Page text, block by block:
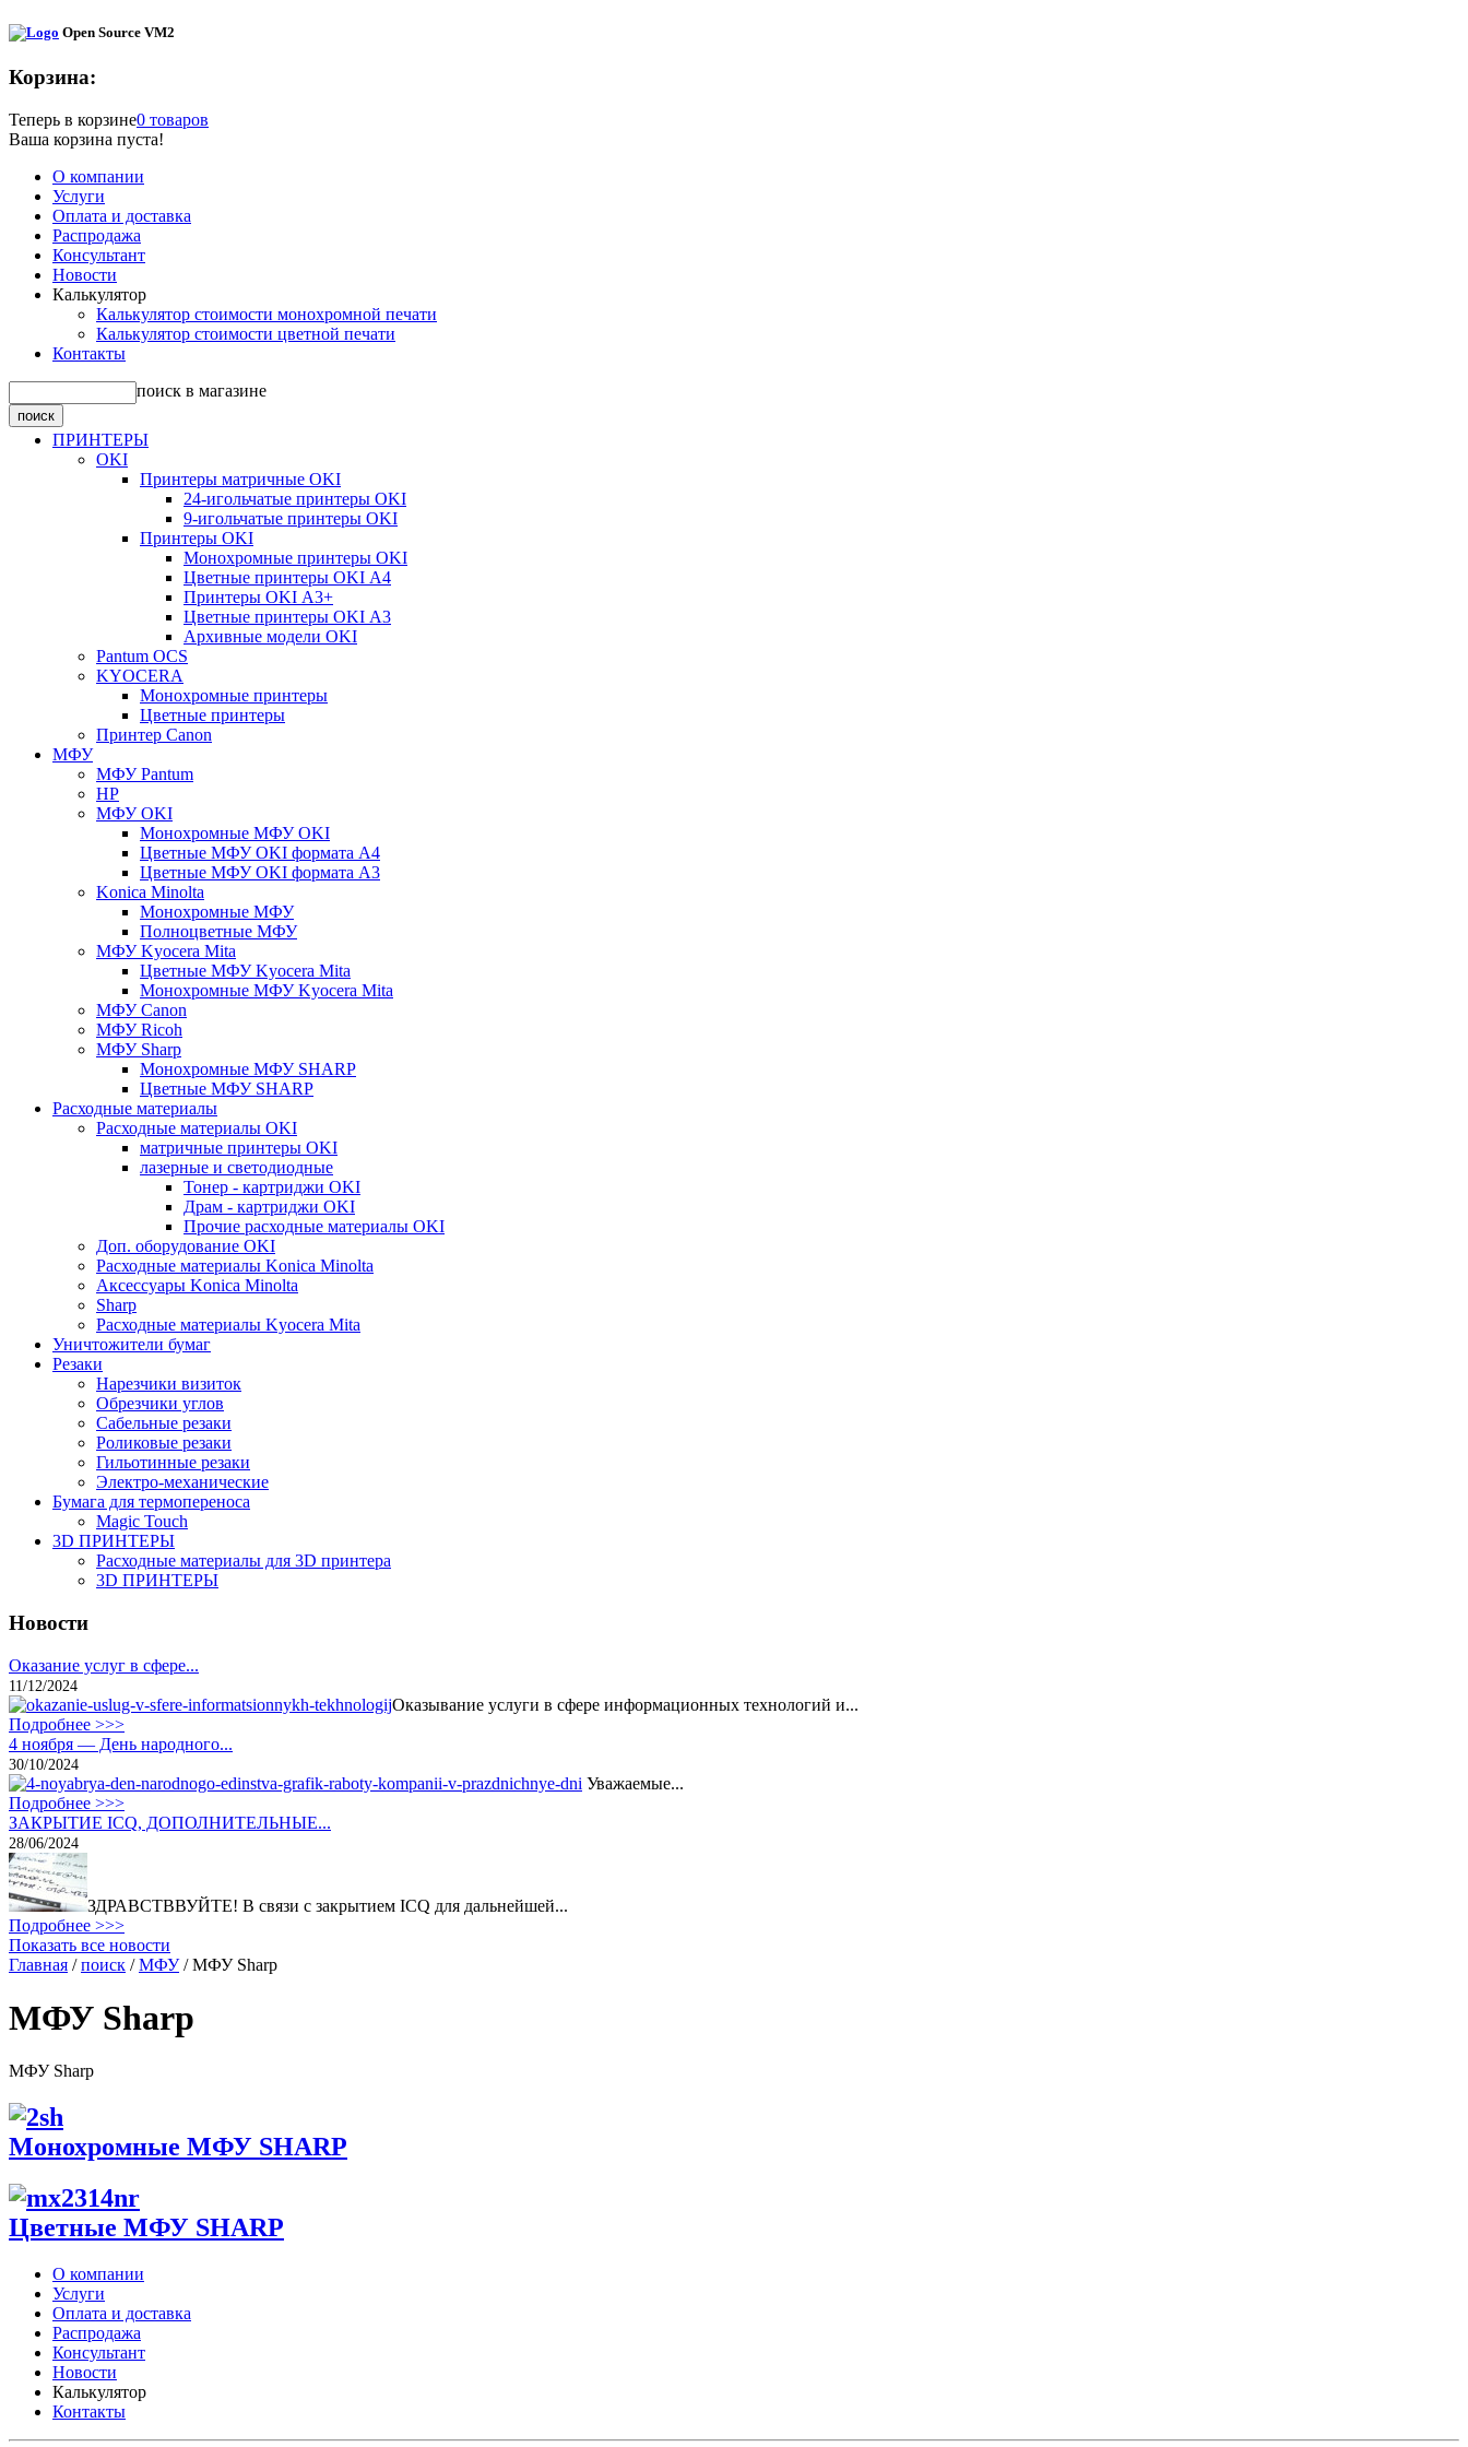
Open Source VM2
Корзина:
Теперь в корзине0 товаров
Ваша корзина пуста!
О компании
Услуги
Оплата и доставка
Распродажа
Консультант
Новости
Калькулятор
Калькулятор стоимости монохромной печати
Калькулятор стоимости цветной печати
Контакты
поиск в магазине
ПРИНТЕРЫ
OKI
Принтеры матричные OKI
24-игольчатые принтеры OKI
9-игольчатые принтеры OKI
Принтеры OKI
Монохромные принтеры OKI
Цветные принтеры OKI А4
Принтеры OKI А3+
Цветные принтеры OKI А3
Архивные модели OKI
Pantum OCS
KYOCERA
Монохромные принтеры
Цветные принтеры
Принтер Canon
МФУ
МФУ Pantum
HP
МФУ OKI
Монохромные МФУ OKI
Цветные МФУ OKI формата А4
Цветные МФУ OKI формата А3
Konica Minolta
Монохромные МФУ
Полноцветные МФУ
МФУ Kyocera Mita
Цветные МФУ Kyocera Mita
Монохромные МФУ Kyocera Mita
МФУ Canon
МФУ Ricoh
МФУ Sharp
Монохромные МФУ SHARP
Цветные МФУ SHARP
Расходные материалы
Расходные материалы OKI
матричные принтеры OKI
лазерные и светодиодные
Тонер - картриджи OKI
Драм - картриджи OKI
Прочие расходные материалы OKI
Доп. оборудование OKI
Расходные материалы Konica Minolta
Аксессуары Konica Minolta
Sharp
Расходные материалы Kyocera Mita
Уничтожители бумаг
Резаки
Нарезчики визиток
Обрезчики углов
Сабельные резаки
Роликовые резаки
Гильотинные резаки
Электро-механические
Бумага для термопереноса
Magic Touch
3D ПРИНТЕРЫ
Расходные материалы для 3D принтера
3D ПРИНТЕРЫ
Новости
Оказание услуг в сфере...
11/12/2024
Оказывание услуги в сфере информационных технологий и...
Подробнее >>>
4 ноября — День народного...
30/10/2024
Уважаемые...
Подробнее >>>
ЗАКРЫТИЕ ICQ, ДОПОЛНИТЕЛЬНЫЕ...
28/06/2024
ЗДРАВСТВВУЙТЕ! В связи с закрытием ICQ для дальнейшей...
Подробнее >>>
Показать все новости
Главная /поиск /МФУ/МФУ Sharp
МФУ Sharp
МФУ Sharp
Монохромные МФУ SHARP
Цветные МФУ SHARP
О компании
Услуги
Оплата и доставка
Распродажа
Консультант
Новости
Калькулятор
Контакты